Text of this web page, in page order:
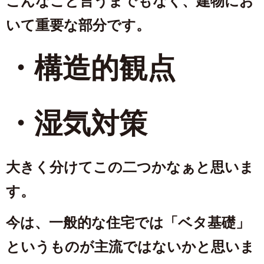
いて重要な部分です。
・構造的観点
・湿気対策
大きく分けてこの二つかなぁと思いま
す。
今は、一般的な住宅では「ベタ基礎」
というものが主流ではないかと思いま